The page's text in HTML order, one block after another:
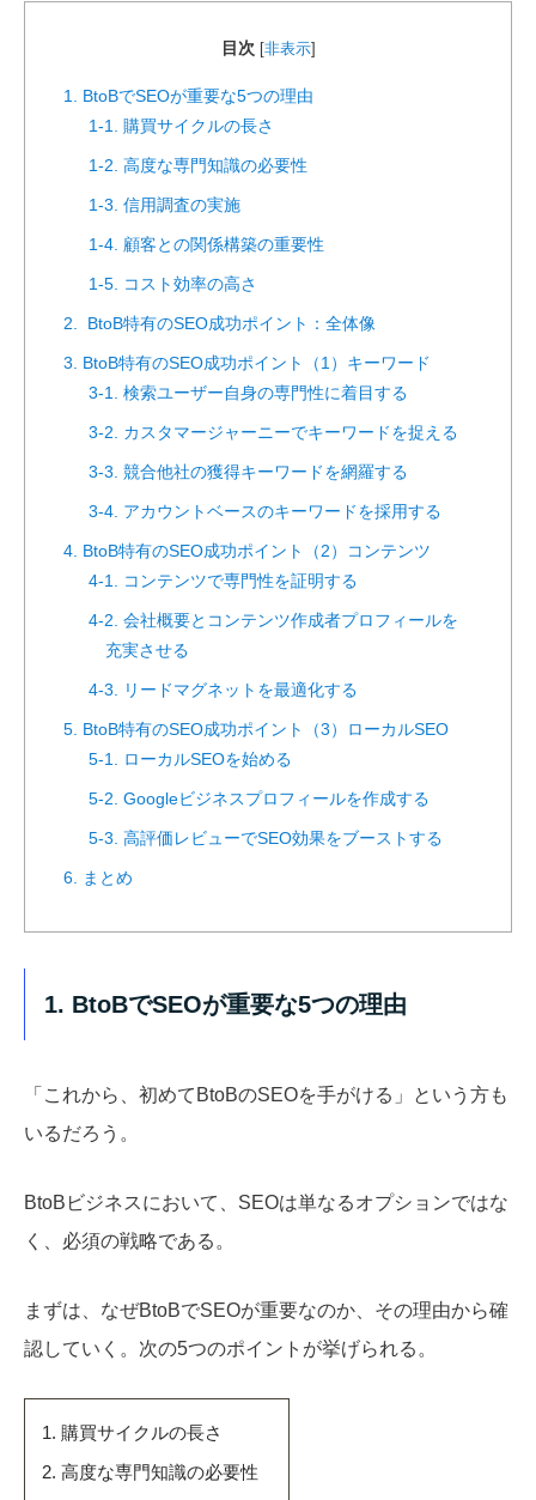
目次 非表示]
1. BtoBでSEOが重要な5つの理由
1-1. 購買サイクルの長さ
1-2. 高度な専門知識の必要性
1-3. 信用調査の実施
1-4. 顧客との関係構築の重要性
1-5. コスト効率の高さ
2. BtoB特有のSEO成功ポイント：全体像
3. BtoB特有のSEO成功ポイント（1）キーワード
3-1. 検索ユーザー自身の専門性に着目する
3-2. カスタマージャーニーでキーワードを捉える
3-3. 競合他社の獲得キーワードを網羅する
3-4. アカウントベースのキーワードを採用する
4. BtoB特有のSEO成功ポイント（2）コンテンツ
4-1. コンテンツで専門性を証明する
4-2. 会社概要とコンテンツ作成者プロフィールを
充実させる
4-3. リードマグネットを最適化する
5. BtoB特有のSEO成功ポイント（3）ローカルSEO
5-1. ローカルSEOを始める
5-2. Googleビジネスプロフィールを作成する
5-3. 高評価レビューでSEO効果をブーストする
6. まとめ
1. BtoBでSEOが重要な5つの理由
「これから、初めてBtoBのSEOを手がける」という方も
いるだろう。
BtoBビジネスにおいて、SEOは単なるオプションではな
く、必須の戦略である。
まずは、なぜBtoBでSEOが重要なのか、その理由から確
認していく。次の5つのポイントが挙げられる。
購買サイクルの長さ
高度な専門知識の必要性